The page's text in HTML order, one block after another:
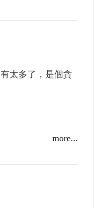
無憂無慮又玩世
太多了，是個貪
more...